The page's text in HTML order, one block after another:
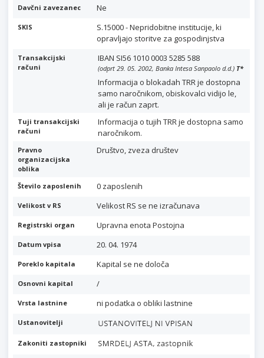
Davčni zavezanec Ne
SKIS
S.15000 - Nepridobitne institucije, ki
opravljajo storitve za gospodinjstva
Transakcijski
računi
IBAN SI56 1010 0003 5285 588
(odprt 29. 05. 2002, Banka Intesa Sanpaolo d.d.) T*
Informacija o blokadah TRR je dostopna
samo naročnikom, obiskovalci vidijo le,
ali je račun zaprt.
Tuji transakcijski
računi
Informacija o tujih TRR je dostopna samo
naročnikom.
Pravno
organizacijska
oblika
Društvo, zveza društev
Število zaposlenih 0 zaposlenih
Velikost v RS Velikost RS se ne izračunava
Registrski organ Upravna enota Postojna
Datum vpisa 20. 04. 1974
Poreklo kapitala Kapital se ne določa
Osnovni kapital /
Vrsta lastnine ni podatka o obliki lastnine
Ustanovitelji
Zakoniti zastopniki